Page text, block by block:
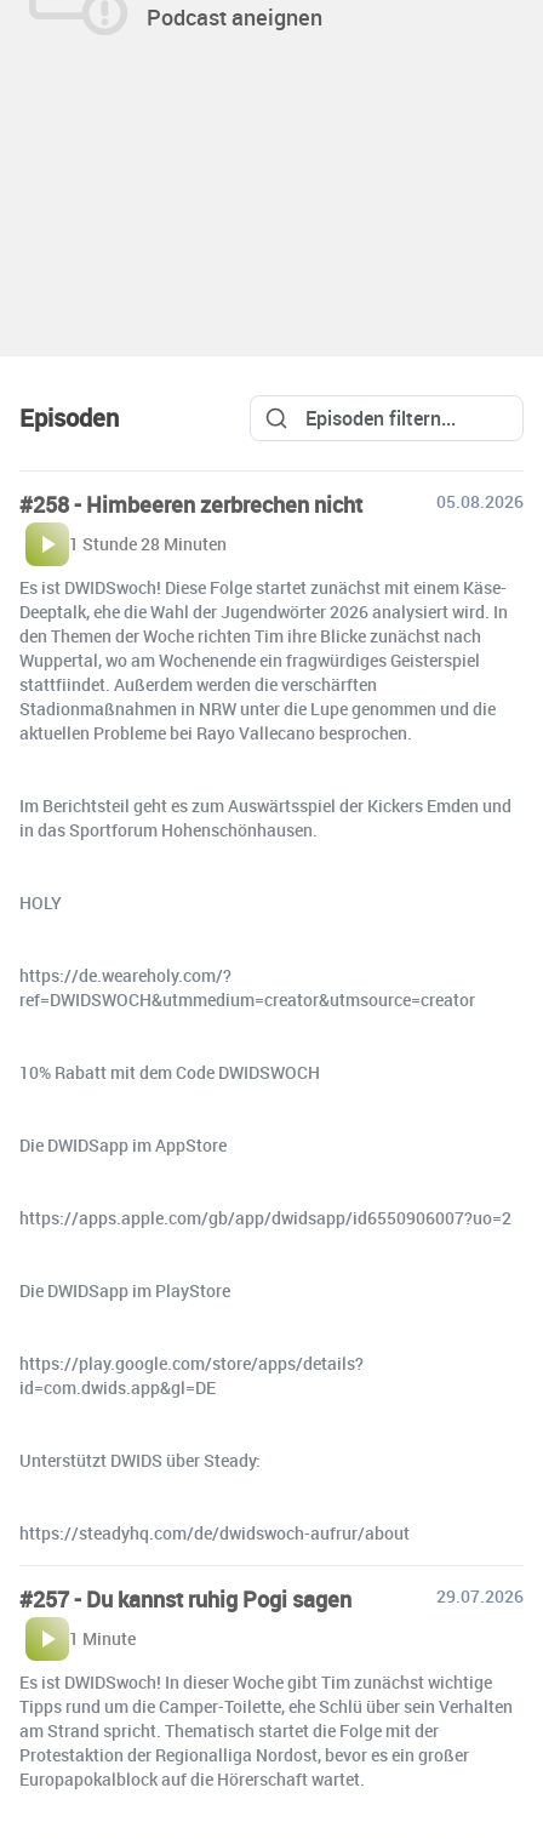
Podcast aneignen
Episoden
#258 - Himbeeren zerbrechen nicht
05.08.2026
1 Stunde 28 Minuten
Es ist DWIDSwoch! Diese Folge startet zunächst mit einem Käse-
Deeptalk, ehe die Wahl der Jugendwörter 2026 analysiert wird. In
den Themen der Woche richten Tim ihre Blicke zunächst nach
Wuppertal, wo am Wochenende ein fragwürdiges Geisterspiel
stattfiindet. Außerdem werden die verschärften
Stadionmaßnahmen in NRW unter die Lupe genommen und die
aktuellen Probleme bei Rayo Vallecano besprochen.
Im Berichtsteil geht es zum Auswärtsspiel der Kickers Emden und
in das Sportforum Hohenschönhausen.
HOLY
https://de.weareholy.com/?
ref=DWIDSWOCH&utmmedium=creator&utmsource=creator
10% Rabatt mit dem Code DWIDSWOCH
Die DWIDSapp im AppStore
https://apps.apple.com/gb/app/dwidsapp/id6550906007?uo=2
Die DWIDSapp im PlayStore
https://play.google.com/store/apps/details?
id=com.dwids.app&gl=DE
Unterstützt DWIDS über Steady:
https://steadyhq.com/de/dwidswoch-aufrur/about
#257 - Du kannst ruhig Pogi sagen
29.07.2026
1 Minute
Es ist DWIDSwoch! In dieser Woche gibt Tim zunächst wichtige
Tipps rund um die Camper-Toilette, ehe Schlü über sein Verhalten
am Strand spricht. Thematisch startet die Folge mit der
Protestaktion der Regionalliga Nordost, bevor es ein großer
Europapokalblock auf die Hörerschaft wartet.